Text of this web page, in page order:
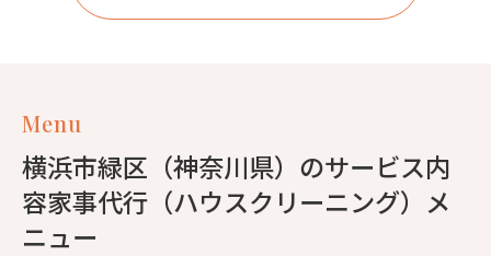
Menu
横浜市緑区（神奈川県）のサービス内
容家事代行（ハウスクリーニング）メ
ニュー